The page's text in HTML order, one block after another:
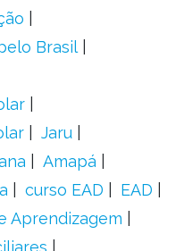
Brasil
Jaru
Amapá
curso EAD
EAD
Aprendizagem